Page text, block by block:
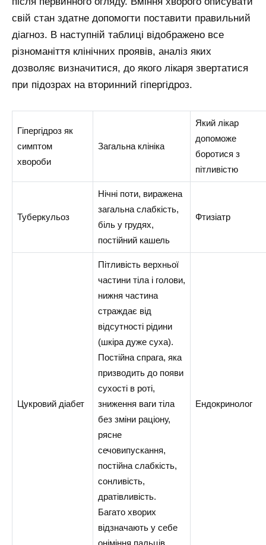
свій стан здатне допомогти поставити правильний
діагноз. В наступній таблиці відображено все
різноманіття клінічних проявів, аналіз яких
дозволяє визначитися, до якого лікаря звертатися
при підозрах на вторинний гіпергідроз.
Гіпергідроз як
симптом
хвороби
Загальна клініка
Який лікар
допоможе
боротися з
пітливістю
Туберкульоз
Нічні поти, виражена
загальна слабкість,
біль у грудях,
постійний кашель
Фтизіатр
Цукровий діабет
Пітливість верхньої
частини тіла і голови,
нижня частина
страждає від
відсутності рідини
(шкіра дуже суха).
Постійна спрага, яка
призводить до появи
сухості в роті,
зниження ваги тіла
без зміни раціону,
рясне
сечовипускання,
постійна слабкість,
сонливість,
дратівливість.
Багато хворих
відзначають у себе
Ендокринолог